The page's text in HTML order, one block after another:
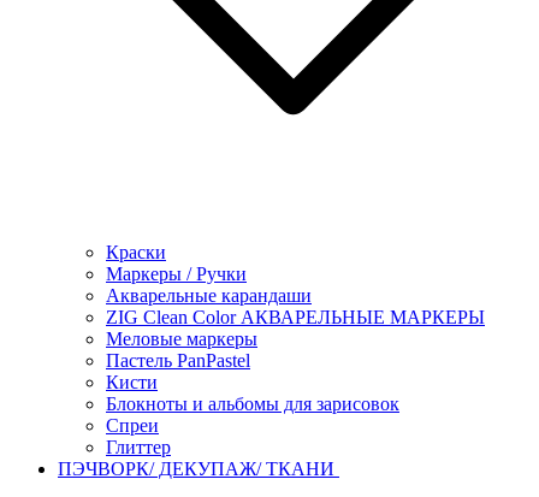
Краски
Маркеры / Ручки
Акварельные карандаши
ZIG Clean Color АКВАРЕЛЬНЫЕ МАРКЕРЫ
Меловые маркеры
Пастель PanPastel
Кисти
Блокноты и альбомы для зарисовок
Спреи
Глиттер
ПЭЧВОРК/ ДЕКУПАЖ/ ТКАНИ